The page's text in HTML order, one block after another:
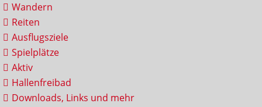
Wandern
Reiten
Ausflugsziele
Spielplätze
Aktiv
Hallenfreibad
Downloads, Links und mehr